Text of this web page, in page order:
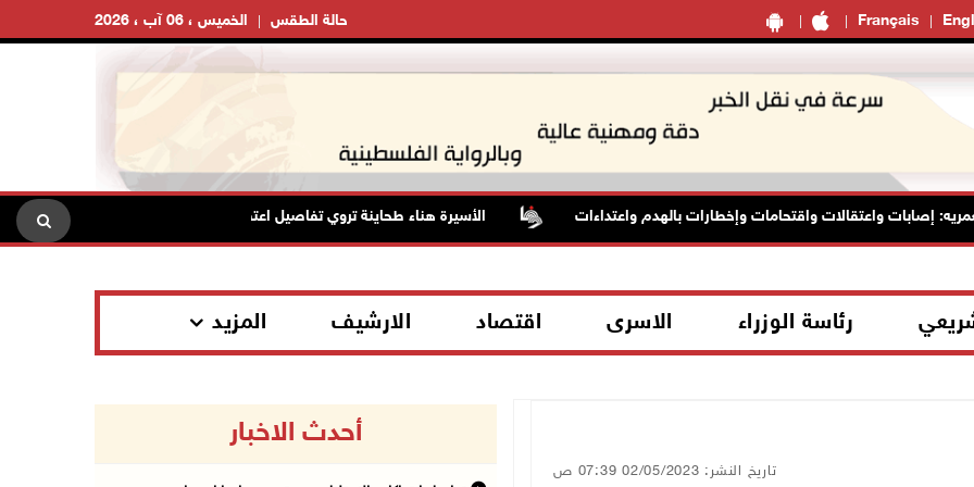
Français الخميس ، 06 آب ، 2026 حالة الطقس
إصابات واعتقالات واقتحامات وإخطارات بالهدم واعتداءات الأسيرة هناء طحاينة تروي تفاصيل اعتقالها: حُرمت من وداع أطفالها وتعرضت
رئاسة الوزراء الاسرى اقتصاد الارشيف المزيد
تاريخ النشر: 02/05/2023 07:39 ص
أحدث الاخبار